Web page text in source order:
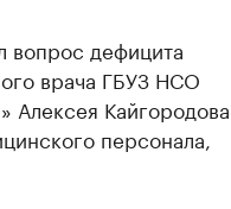
вопрос дефицита
врача ГБУЗ НСО
Алексея Кайгородова
персонала,